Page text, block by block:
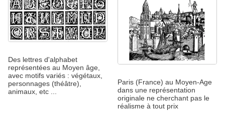
Des lettres d'alphabet
représentées au Moyen âge,
avec motifs variés : végétaux,
personnages (théâtre),
animaux, etc ...
Paris (France) au Moyen-Age
dans une représentation
originale ne cherchant pas le
réalisme à tout prix